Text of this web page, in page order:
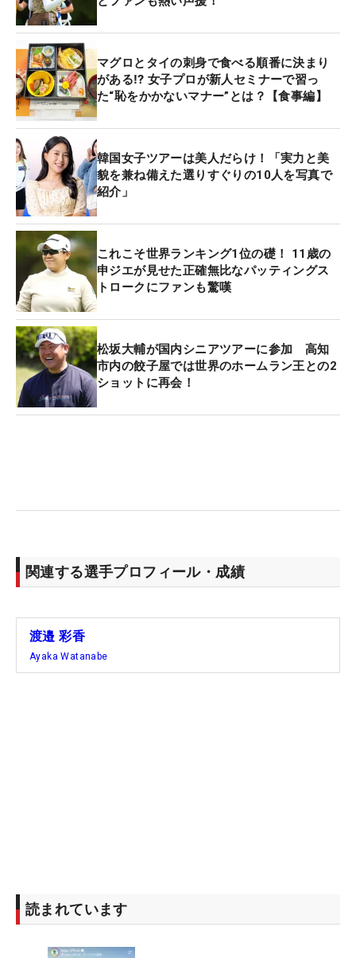
マグロとタイの刺身で食べる順番に決まり
がある⁉ 女子プロが新人セミナーで習っ
た“恥をかかないマナー”とは？【食事編】
韓国女子ツアーは美人だらけ！「実力と美
貌を兼ね備えた選りすぐりの10人を写真で
紹介」
これこそ世界ランキング1位の礎！ 11歳の
申ジエが見せた正確無比なパッティングス
トロークにファンも驚嘆
松坂大輔が国内シニアツアーに参加 高知
市内の餃子屋では世界のホームラン王との2
ショットに再会！
関連する選手プロフィール・成績
渡邉 彩香
Ayaka Watanabe
読まれています